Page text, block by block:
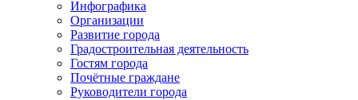
Инфографика
Организации
Развитие города
Градостроительная деятельность
Гостям города
Почётные граждане
Руководители города